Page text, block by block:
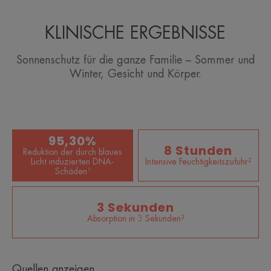
EXPERTEN
Sonnenpflege, die auf die Haut
abgestimmt ist, die am
empfindlichsten für die Sonne und
unter intensiven
Vorteil
KLINISCHE ERGEBNISSE
Sonnenschutz für die ganze Familie – Sommer und
Winter, Gesicht und Körper.
95,30%
Reduktion der durch blaues
Licht induzierten DNA-
Schäden¹
8 Stunden
Intensive Feuchtigkeitszufuhr²
3 Sekunden
Absorption in 3 Sekunden³